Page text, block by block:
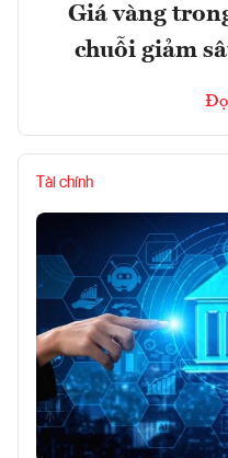
Giá vàng
chuỗi giảm
Tài chính